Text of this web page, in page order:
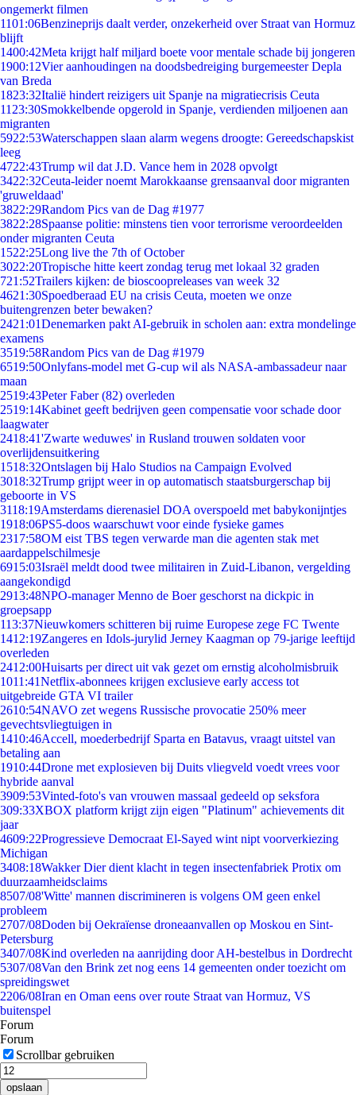
ongemerkt filmen
1101:06Benzineprijs daalt verder, onzekerheid over Straat van Hormuz
blijft
1400:42Meta krijgt half miljard boete voor mentale schade bij jongeren
1900:12Vier aanhoudingen na doodsbedreiging burgemeester Depla
van Breda
1823:32Italië hindert reizigers uit Spanje na migratiecrisis Ceuta
11 23:30Smokkelbende opgerold in Spanje, verdienden miljoenen aan
migranten
5922:53Waterschappen slaan alarm wegens droogte: Gereedschapskist
leeg
4722:43Trump wil dat J.D. Vance hem in 2028 opvolgt
3422:32Ceuta-leider noemt Marokkaanse grensaanval door migranten
'gruweldaad'
3822:29Random Pics van de Dag #1977
3822:28Spaanse politie: minstens tien voor terrorisme veroordeelden
onder migranten Ceuta
1522:25Long live the 7th of October
3022:20Tropische hitte keert zondag terug met lokaal 32 graden
721:52Trailers kijken: de bioscoopreleases van week 32
4621:30Spoedberaad EU na crisis Ceuta, moeten we onze
buitengrenzen beter bewaken?
2421:01Denemarken pakt AI-gebruik in scholen aan: extra mondelinge
examens
3519:58Random Pics van de Dag #1979
6519:50Onlyfans-model met G-cup wil als NASA-ambassadeur naar
maan
2519:43Peter Faber (82) overleden
2519:14Kabinet geeft bedrijven geen compensatie voor schade door
laagwater
2418:41'Zwarte weduwes' in Rusland trouwen soldaten voor
overlijdensuitkering
1518:32Ontslagen bij Halo Studios na Campaign Evolved
3018:32Trump grijpt weer in op automatisch staatsburgerschap bij
geboorte in VS
3118:19Amsterdams dierenasiel DOA overspoeld met babykonijntjes
1918:06PS5-doos waarschuwt voor einde fysieke games
2317:58OM eist TBS tegen verwarde man die agenten stak met
aardappelschilmesje
6915:03Israël meldt dood twee militairen in Zuid-Libanon, vergelding
aangekondigd
2913:48NPO-manager Menno de Boer geschorst na dickpic in
groepsapp
113:37Nieuwkomers schitteren bij ruime Europese zege FC Twente
1412:19Zangeres en Idols-jurylid Jerney Kaagman op 79-jarige leeftijd
overleden
2412:00Huisarts per direct uit vak gezet om ernstig alcoholmisbruik
1011:41Netflix-abonnees krijgen exclusieve early access tot
uitgebreide GTA VI trailer
2610:54NAVO zet wegens Russische provocatie 250% meer
gevechtsvliegtuigen in
1410:46Accell, moederbedrijf Sparta en Batavus, vraagt uitstel van
betaling aan
1910:44Drone met explosieven bij Duits vliegveld voedt vrees voor
hybride aanval
3909:53Vinted-foto's van vrouwen massaal gedeeld op seksfora
309:33XBOX platform krijgt zijn eigen "Platinum" achievements dit
jaar
4609:22Progressieve Democraat El-Sayed wint nipt voorverkiezing
Michigan
3408:18Wakker Dier dient klacht in tegen insectenfabriek Protix om
duurzaamheidsclaims
8507/08'Witte' mannen discrimineren is volgens OM geen enkel
probleem
2707/08Doden bij Oekraïense droneaanvallen op Moskou en Sint-
Petersburg
3407/08Kind overleden na aanrijding door AH-bestelbus in Dordrecht
5307/08Van den Brink zet nog eens 14 gemeenten onder toezicht om
spreidingswet
2206/08Iran en Oman eens over route Straat van Hormuz, VS
buitenspel
Forum
Forum
Scrollbar gebruiken
opslaan